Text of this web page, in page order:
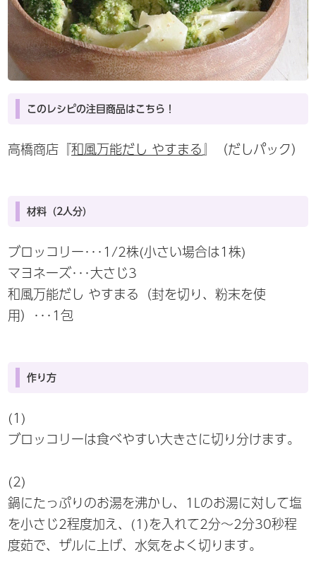
このレシピの注目商品はこちら！
高橋商店『和風万能だし やすまる 』（だしパック）
材料（2人分）
ブロッコリー･･･1/2株(小さい場合は1株)
マヨネーズ･･･大さじ3
和風万能だし やすまる（封を切り、粉末を使
用）･･･1包
作り方
(1)
ブロッコリーは食べやすい大きさに切り分けます。
(2)
鍋にたっぷりのお湯を沸かし、1Lのお湯に対して塩
を小さじ2程度加え、(1)を入れて2分～2分30秒程
度茹で、ザルに上げ、水気をよく切ります。